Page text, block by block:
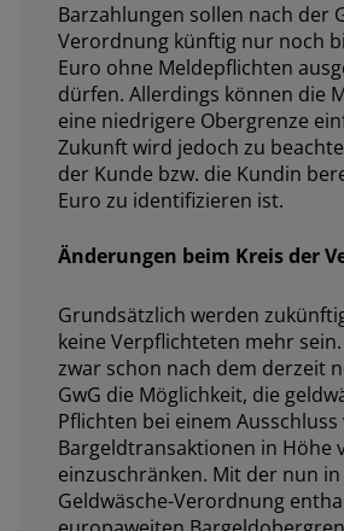
Barzahlungen sollen nach der
Verordnung künftig nur noch
Euro ohne Meldepflichten
dürfen. Allerdings können die
eine niedrigere Obergrenze
Zukunft wird jedoch zu
der Kunde bzw. die Kundin
Euro zu identifizieren ist.
Änderungen beim Kreis der
Grundsätzlich werden
keine Verpflichteten mehr
zwar schon nach dem derzeit
GwG die Möglichkeit, die
Pflichten bei einem Ausschluss
Bargeldtransaktionen in Höhe
einzuschränken. Mit der nun
Geldwäsche-Verordnung